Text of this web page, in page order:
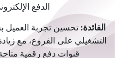
الدفع
الفائدة: تحسين تجربة
التشغيلي على الفروع، مع
قنوات دفع رقمية